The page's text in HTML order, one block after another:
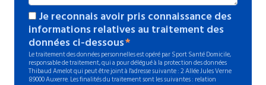
Je reconnais avoir pris connaissance des
informations relatives au traitement des
données ci-dessous
Le traitement des données personnelles est opéré par Sport Santé Domicile,
responsable de traitement, qui a pour délégué à la protection des données
Thibaud Amelot qui peut être joint à l'adresse suivante : 2 Allée Jules Verne
89000 Auxerre. Les finalités du traitement sont les suivantes : relation